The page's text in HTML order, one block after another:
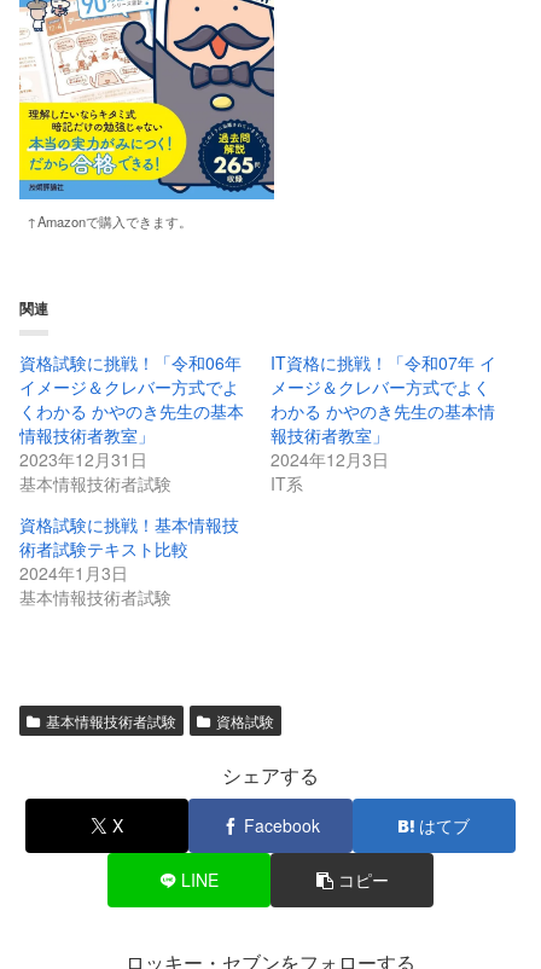
↑Amazonで購入できます。
関連
資格試験に挑戦！「令和06年
イメージ＆クレバー方式でよ
くわかる かやのき先生の基本
情報技術者教室」
2023年12月31日
基本情報技術者試験
IT資格に挑戦！「令和07年 イ
メージ＆クレバー方式でよく
わかる かやのき先生の基本情
報技術者教室」
2024年12月3日
IT系
資格試験に挑戦！基本情報技
術者試験テキスト比較
2024年1月3日
基本情報技術者試験
基本情報技術者試験 資格試験
シェアする
X Facebook はてブ
LINE コピー
ロッキー・セブンをフォローする